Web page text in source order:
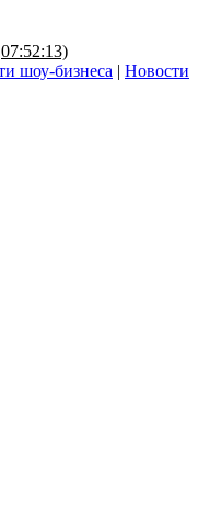
07:52:13)
шоу-бизнеса | Новости